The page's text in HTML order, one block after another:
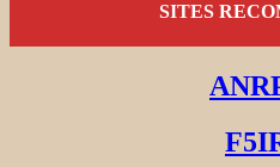
SITES